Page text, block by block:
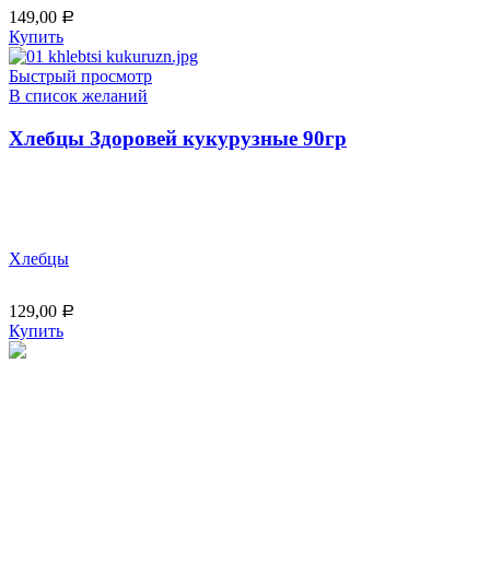
149,00 Р
Купить
Быстрый просмотр
В список желаний
Хлебцы Здоровей кукурузные 90гр
Хлебцы
129,00 Р
Купить